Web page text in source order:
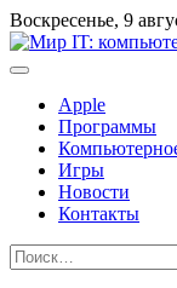
Перейти
к
содержимому
Воскресенье, 9
Apple
Программы
Игры
Новости
Контакты
Найти: